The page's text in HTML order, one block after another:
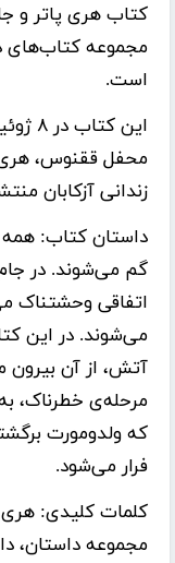
کتاب هری پاتر و
مجموعه کتاب‌های
است.
محفل ققنوس، هری
زندانی آزکابان
داستان کتاب: همه
گم می‌شوند. در
اتفاقی وحشتناک
می‌شوند. در این
آتش، از آن بیرون
مرحله‌ی خطرناک،
که ولدومورت
فرار می‌شود.
کلمات کلیدی:
مجموعه داستان،